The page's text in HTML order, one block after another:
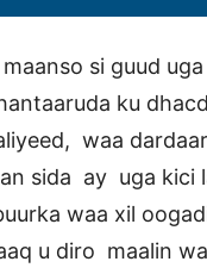
si guud
ku
waa
sida ay uga kici
waa xil
u diro maalin